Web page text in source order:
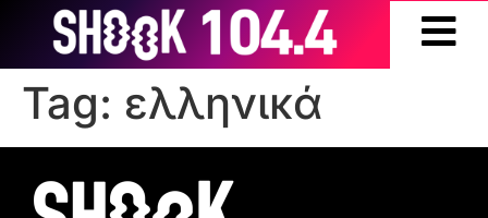
Tag: ελληνικά